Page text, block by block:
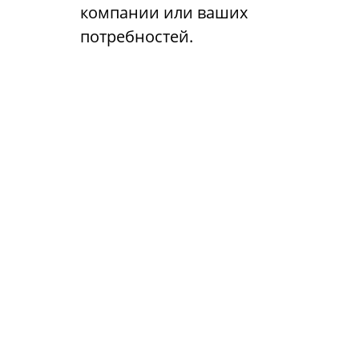
компании или ваших
потребностей.